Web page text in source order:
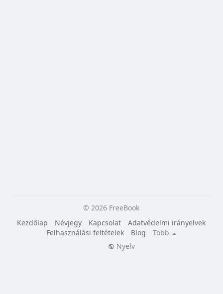
© 2026 FreeBook
Kezdőlap
Névjegy Kapcsolat
Adatvédelmi irányelvek
Felhasználási feltételek
Blog
Több
Nyelv